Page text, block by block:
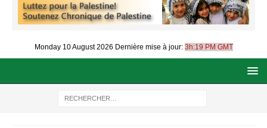
Monday 10 August 2026 Dernière mise à jour: 3h:19 PM GMT